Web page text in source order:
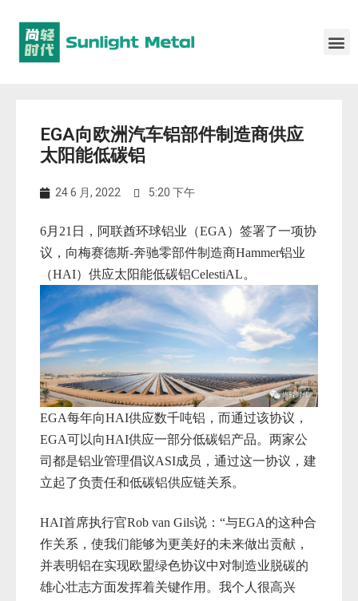
EGA向欧洲汽车铝部件制造商供应
太阳能低碳铝
24 6 月, 2022 5:20 下午
6月21日，阿联酋环球铝业（EGA）签署了一项协
议，向梅赛德斯-奔驰零部件制造商Hammer铝业
（HAI）供应太阳能低碳铝CelestiAL。
EGA每年向HAI供应数千吨铝 ，而通过该协议，
EGA可以向HAI供应一部分低碳铝产品。两家公
司都是铝业管理倡议ASI成员，通过这一协议，建
立起了负责任和低碳铝供应链关系。
HAI首席执行官Rob van Gils说：“与EGA的这种合
作关系 ，使我们能够为更美好的未来做出贡献，
并表明铝在实现欧盟绿色协议中对制造业脱碳的
雄心壮志方面发挥着关键作用。我个人很高兴